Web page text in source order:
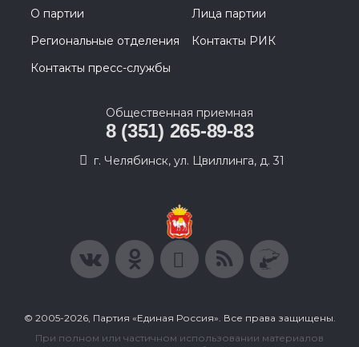
О партии
Лица партии
Региональные отделения
Контакты РИК
Контакты пресс-службы
Общественная приемная
8 (351) 265-89-83
г. Челябинск, ул. Цвиллинга, д. 31
© 2005-2026, Партия «Единая Россия». Все права защищены.
При полном или частичном использовании материалов